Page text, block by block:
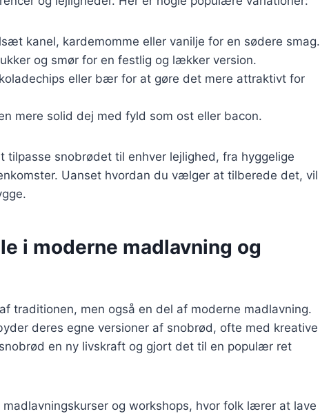
kanel, kardemomme eller vanilje for en sødere smag.
og smør for en festlig og lækker version.
eller bær for at gøre det mere attraktivt for
mere solid dej med fyld som ost eller bacon.
tilpasse snobrødet til enhver lejlighed, fra hyggelige
Uanset hvordan du vælger at tilberede det, vil
i moderne madlavning og
traditionen, men også en del af moderne madlavning.
deres egne versioner af snobrød, ofte med kreative
en ny livskraft og gjort det til en populær ret
og workshops, hvor folk lærer at lave